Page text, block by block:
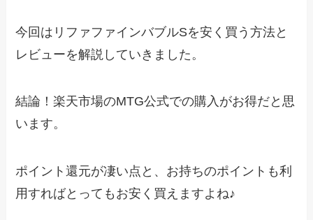
今回はリファファインバブルSを安く買う方法と
レビューを解説していきました。
結論！楽天市場のMTG公式での購入がお得だと思
います。
ポイント還元が凄い点と、お持ちのポイントも利
用すればとってもお安く買えますよね♪